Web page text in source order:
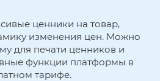
ценники на товар,
изменения цен. Можно
для печати ценников и
функции платформы в
тарифе.